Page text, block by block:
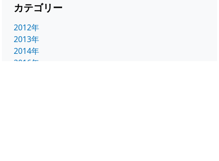
カテゴリー
2012年
2013年
2014年
2016年